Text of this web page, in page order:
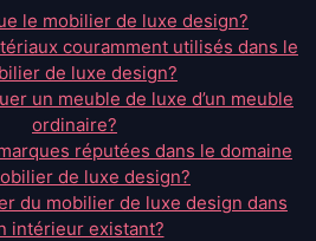
le mobilier de luxe design?
couramment utilisés dans le
de luxe design?
un meuble de luxe d’un meuble
ordinaire?
réputées dans le domaine
de luxe design?
du mobilier de luxe design dans
intérieur existant?